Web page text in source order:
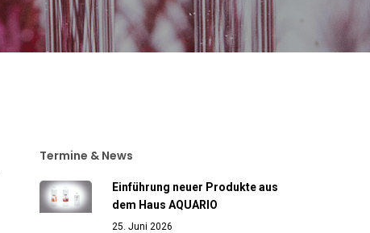
Termine & News
Einführung neuer Produkte aus
dem Haus AQUARIO
25. Juni 2026